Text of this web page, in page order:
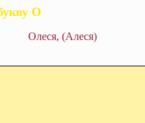
О
Олеся, (Алеся)